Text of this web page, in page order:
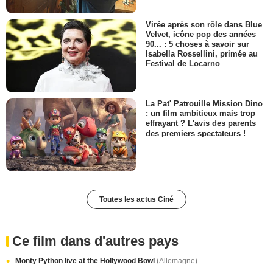
Virée après son rôle dans Blue
Velvet, icône pop des années
90... : 5 choses à savoir sur
Isabella Rossellini, primée au
Festival de Locarno
La Pat' Patrouille Mission Dino
: un film ambitieux mais trop
effrayant ? L'avis des parents
des premiers spectateurs !
Toutes les actus Ciné
Ce film dans d'autres pays
Monty Python live at the Hollywood Bowl (Allemagne)